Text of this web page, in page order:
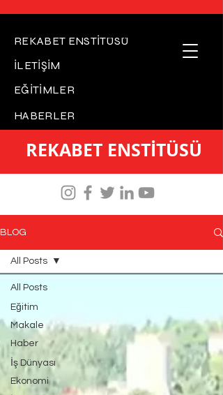
REKABET ENSTİTÜSÜ
İLETİŞİM
EĞİTİMLER
HABERLER
REKABET ENSTİTÜSÜ
BLOG
All Posts
Eğitim
Makale
Haber
İş Dünyası
Ekonomi
All Posts